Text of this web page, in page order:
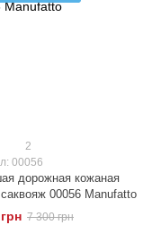
2
00056
дорожная кожаная
00056 Manufatto
7 300 грн